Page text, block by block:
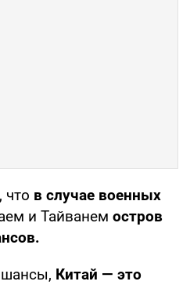
что в случае военных
и Тайванем остров
шансы, Китай — это